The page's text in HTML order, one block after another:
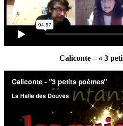
Caliconte – « 3